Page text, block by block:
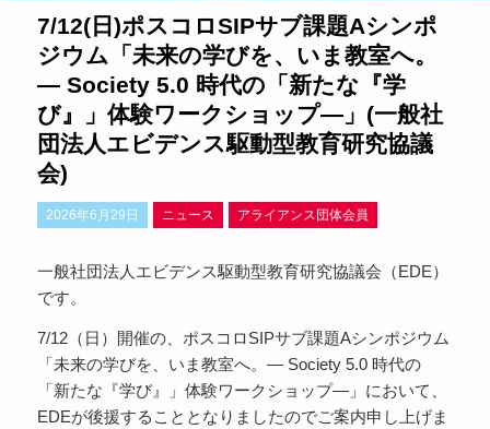
7/12(日)ポスコロSIPサブ課題Aシンポ
ジウム「未来の学びを、いま教室へ。
― Society 5.0 時代の「新たな『学
び』」体験ワークショップ―」(一般社
団法人エビデンス駆動型教育研究協議
会)
2026年6月29日 ニュース アライアンス団体会員
一般社団法人エビデンス駆動型教育研究協議会（EDE）
です。
7/12（日）開催の、ポスコロSIPサブ課題Aシンポジウム
「未来の学びを、いま教室へ。― Society 5.0 時代の
「新たな『学び』」体験ワークショップ―」において、
EDEが後援することとなりましたのでご案内申し上げま